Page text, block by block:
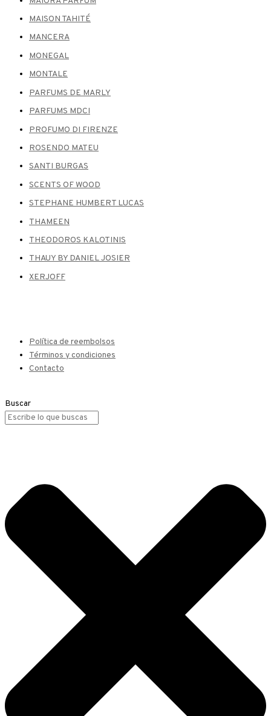
MAISON TAHITÉ
MANCERA
MONEGAL
MONTALE
PARFUMS DE MARLY
PARFUMS MDCI
PROFUMO DI FIRENZE
ROSENDO MATEU
SANTI BURGAS
SCENTS OF WOOD
STEPHANE HUMBERT LUCAS
THAMEEN
THEODOROS KALOTINIS
THAUY BY DANIEL JOSIER
XERJOFF
Política de reembolsos
Términos y condiciones
Contacto
Buscar